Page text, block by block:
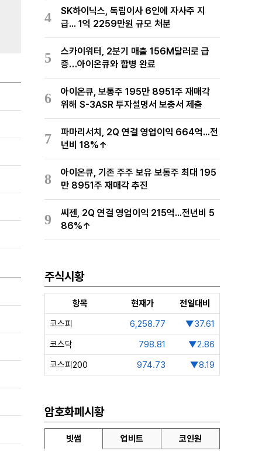
4
SK하이닉스, 독립이사 6인에 자사주 지
급... 1억 2259만원 규모 처분
5
스카이워터, 2분기 매출 156M달러로 급
증…아이온큐와 합병 완료
6
아이온큐, 보통주 195만 8951주 재매각
위해 S-3ASR 투자설명서 보충서 제출
7
파마리서치, 2Q 연결 영업이익 664억...전
년비 18%↑
8
아이온큐, 기존 주주 보유 보통주 최대 195
만 8951주 재매각 추진
9
씨젠, 2Q 연결 영업이익 215억...전년비 5
86%↑
주식시황
항목 현재가
전일대비
코스피
6,258.77
▼37.61
코스닥
798.81
▼2.86
코스피200
974.73 ▼8.19
암호화폐시황
빗썸 업비트 코인원